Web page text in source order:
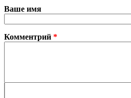
Ваше имя
Комментрий *